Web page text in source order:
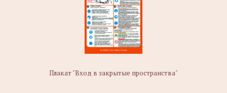
Плакат "Вход в закрытые пространства"